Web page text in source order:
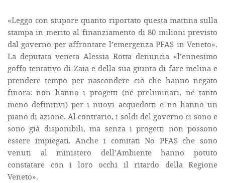
«Leggo con stupore quanto riportato questa mattina sulla
stampa in merito al finanziamento di 80 milioni previsto
dal governo per affrontare l’emergenza PFAS in Veneto».
La deputata veneta Alessia Rotta denuncia «l’ennesimo
goffo tentativo di Zaia e della sua giunta di fare melina e
prendere tempo per nascondere ciò che hanno negato
finora: non hanno i progetti (né preliminari, né tanto
meno definitivi) per i nuovi acquedotti e no hanno un
piano di azione. Al contrario, i soldi del governo ci sono e
sono già disponibili, ma senza i progetti non possono
essere impiegati. Anche i comitati No PFAS che sono
venuti al ministero dell’Ambiente hanno potuto
constatare con i loro occhi il ritardo della Regione
Veneto».